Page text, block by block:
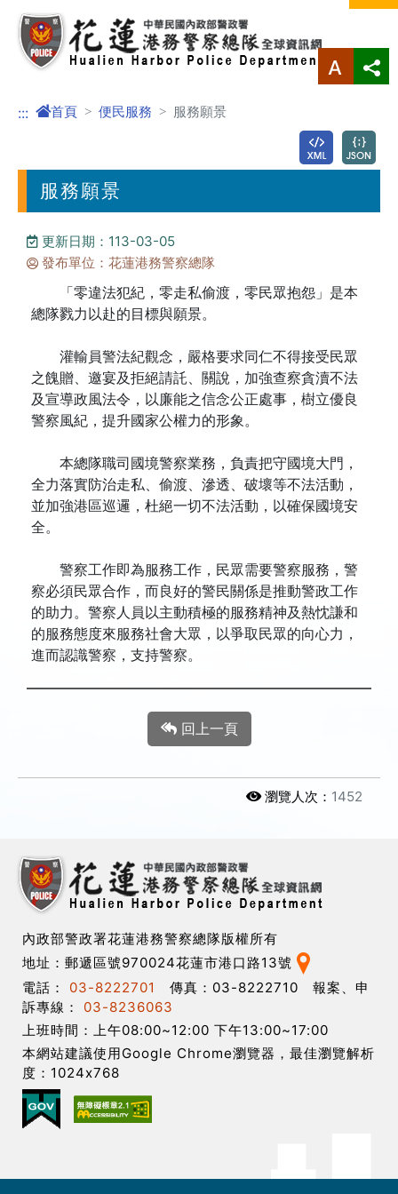
進入內容區塊
::: 首頁 便民服務 服務願景
服務願景
更新日期：113-03-05
發布單位：花蓮港務警察總隊
「零違法犯紀，零走私偷渡，零民眾抱怨」是本
總隊戮力以赴的目標與願景。
灌輸員警法紀觀念，嚴格要求同仁不得接受民眾
之餽贈、邀宴及拒絕請託、關說，加強查察貪瀆不法
及宣導政風法令，以廉能之信念公正處事，樹立優良
警察風紀，提升國家公權力的形象。
本總隊職司國境警察業務，負責把守國境大門，
全力落實防治走私、偷渡、滲透、破壞等不法活動，
並加強港區巡邏，杜絕一切不法活動，以確保國境安
全。
警察工作即為服務工作，民眾需要警察服務，警
察必須民眾合作，而良好的警民關係是推動警政工作
的助力。警察人員以主動積極的服務精神及熱忱謙和
的服務態度來服務社會大眾，以爭取民眾的向心力，
進而認識警察，支持警察。
回上一頁
瀏覽人次： 1452
內政部警政署花蓮港務警察總隊版權所有
地址：郵遞區號970024花蓮市港口路13號
電話：
03-8222701
傳真：03-8222710 報案、申
訴專線：
03-8236063
上班時間：上午08:00~12:00 下午13:00~17:00
本網站建議使用Google Chrome瀏覽器，最佳瀏覽解析
度：1024x768